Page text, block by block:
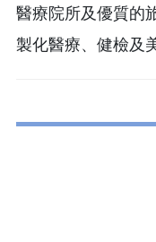
醫療院所及優質的
製化醫療、健檢及